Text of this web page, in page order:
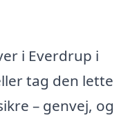
i Everdrup i
tag den lette
– genvej, og